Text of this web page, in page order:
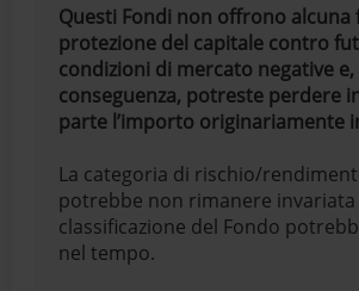
Questi Fondi non offrono alcuna
protezione del capitale contro
condizioni di mercato negative e,
conseguenza, potreste perdere
parte l’importo originariamente
La categoria di rischio/
potrebbe non rimanere invariata
classificazione del Fondo
nel tempo.